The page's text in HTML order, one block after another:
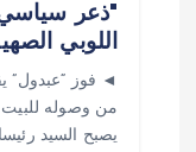
"ذعر
اللوبي
◄ فوز “عبدول”
من وصوله